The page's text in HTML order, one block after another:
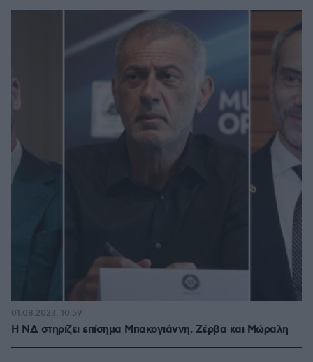
Η ΝΔ στηρίζει επίσημα Μπακογιάννη, Ζέρβα και Μώραλη
01.08.2023, 10:59